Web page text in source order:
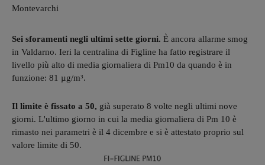
Montevarchi
Sei sforamenti negli ultimi sette giorni. È ancora allarme smog
in Valdarno. Ieri la centralina di Figline ha fatto registrare il
livello più alto di media giornaliera di Pm10 da quando è in
funzione: 81 µg/m³.
Il limite è fissato a 50, già superato 8 volte negli ultimi nove
giorni. L'ultimo giorno in cui la media giornaliera di Pm 10 è
rimasto nei parametri è il 4 dicembre e si è attestato proprio sul
valore limite di 50.